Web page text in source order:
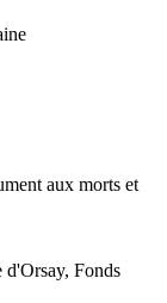
aux morts et
d'Orsay, Fonds